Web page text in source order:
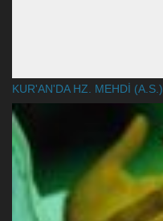
KUR'AN'DA HZ. MEHDİ (A.S.)